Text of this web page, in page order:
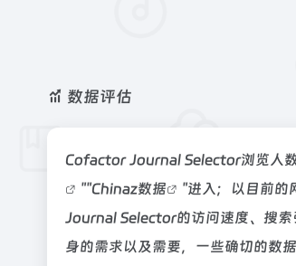
数据评估
Cofactor Journal Selector浏览人
""Chinaz数据
"进入；以目前的
Journal Selector的访问速度、搜索
身的需求以及需要，一些确切的数